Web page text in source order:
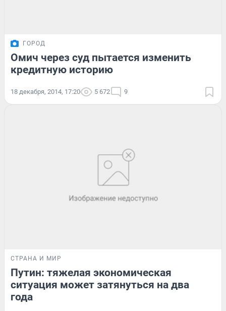
ГОРОД
Омич через суд пытается изменить
кредитную историю
18 декабря, 2014, 17:20 5 672 9
СТРАНА И МИР
Путин: тяжелая экономическая
ситуация может затянуться на два
года